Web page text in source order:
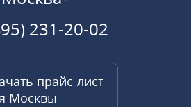
231-20-02
прайс-лист
Москвы